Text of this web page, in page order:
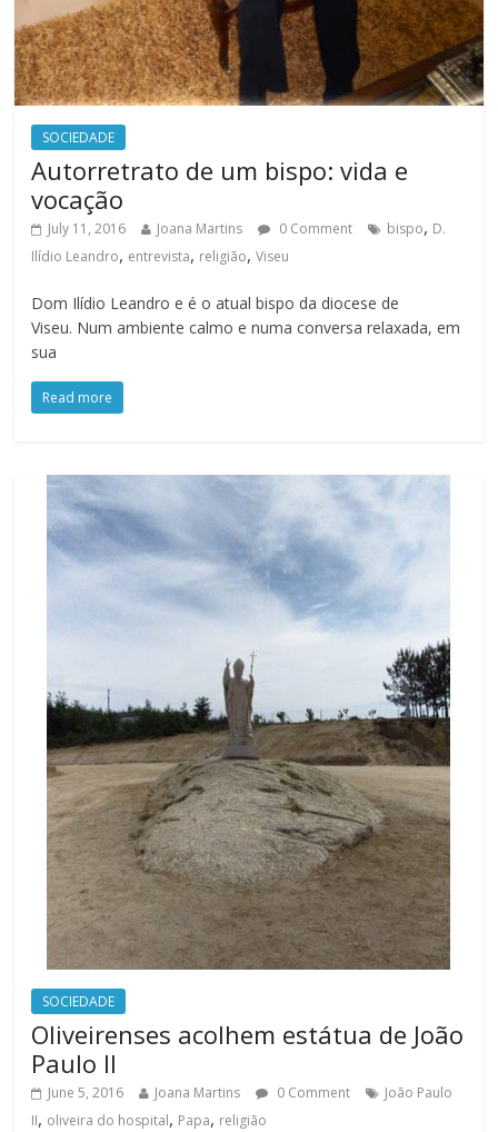
SOCIEDADE
Autorretrato de um bispo: vida e
vocação
July 11, 2016 Joana Martins 0 Comment bispo, D.
Ilídio Leandro, entrevista, religião,Viseu
Dom Ilídio Leandro e é o atual bispo da diocese de
Viseu. Num ambiente calmo e numa conversa relaxada, em
sua
Read more
SOCIEDADE
Oliveirenses acolhem estátua de João
Paulo II
June 5, 2016 Joana Martins 0 Comment
João Paulo
II, oliveira do hospital, Papa, religião